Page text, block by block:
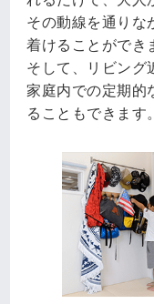
その動線を通りな
着けることができ
そして、リビング
家庭内での定期的
ることもできます。